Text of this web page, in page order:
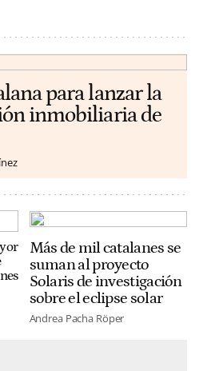
para lanzar la
inmobiliaria de
Más de mil catalanes se
suman al proyecto
Solaris de investigación
sobre el eclipse solar
Andrea Pacha Röper